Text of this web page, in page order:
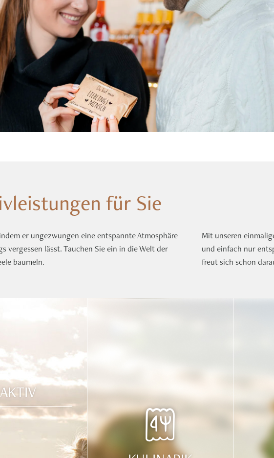
für Sie
er ungezwungen eine entspannte Atmosphäre
vergessen lässt. Tauchen Sie ein in die Welt der
baumeln.
Mit unseren
und einfach nur
freut sich schon